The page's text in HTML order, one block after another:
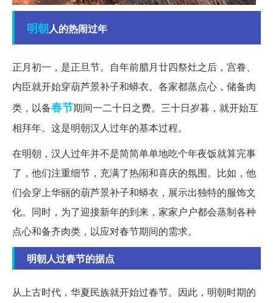
明朝人的热闹过年
正月初一，是正旦节。自年前腊月廿四祭灶之后，宫眷、
内臣就开始穿葫芦景补子和蟒衣。各家都蒸点心，储备肉
类，以备春节期间一二十日之费。三十日岁暮，就开始互
相拜年。这是明朝汉人过年的基本过程。
在明朝，汉人过年并不是简简单单地吃个年夜饭就算完事
了，他们注重细节，充满了热闹和喜庆的氛围。比如，他
们会穿上华丽的葫芦景补子和蟒衣，展示出独特的服饰文
化。同时，为了迎接新年的到来，家家户户都会蒸制各种
点心和备齐肉类，以应对春节期间的需求。
明朝人过春节的据点
从上古时代，华夏民族就开始过春节。因此，明朝时期的